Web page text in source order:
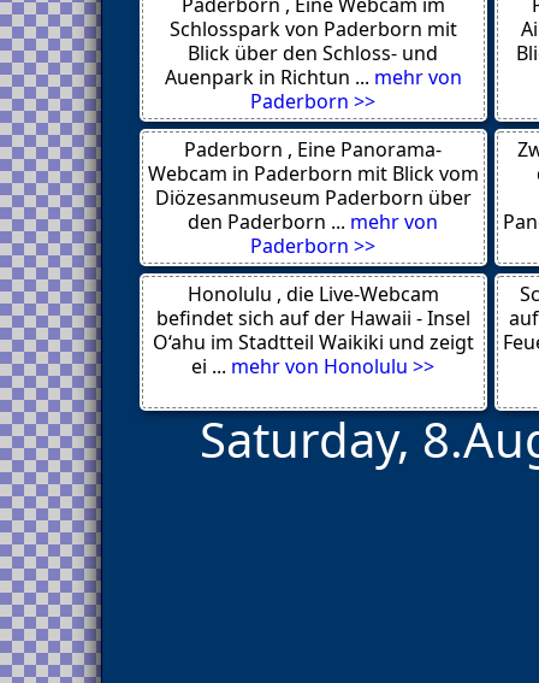
Norderney
Huede
Hasbergen
Hannover
Hannover Suedstadt
Hannover
Hahnenklee Bockswiese
Goettingen
Göttingen
Bovenden
Osterode am Harz
Goettingen
Osterode
Goettingen
Goslar
Georgsmarienhuette
Freren
Flugplatz Harle
Schlosspark von Paderborn mit
Blick über den Schloss- und
Auenpark in Richtun ... mehr von
Paderborn >>
Paderborn , Eine Panorama-
Webcam in Paderborn mit Blick vom
Diözesanmuseum Paderborn über
den Paderborn ... mehr von
Paderborn >>
Honolulu , die Live-Webcam
befindet sich auf der Hawaii - Insel
O‘ahu im Stadtteil Waikiki und zeigt
ei ... mehr von Honolulu >>
Saturday,